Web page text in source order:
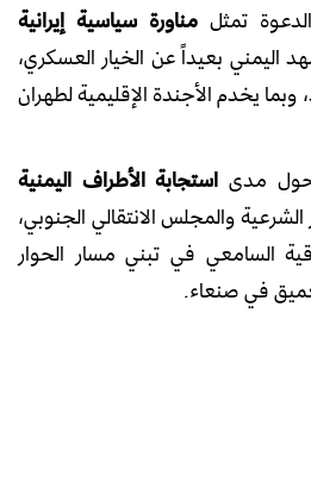
تمثل مناورة سياسية إيرانية
اليمني بعيداً عن الخيار العسكري،
يخدم الأجندة الإقليمية لطهران
حول مدى استجابة الأطراف اليمنية
والمجلس الانتقالي الجنوبي،
السامعي في تبني مسار الحوار
في صنعاء.